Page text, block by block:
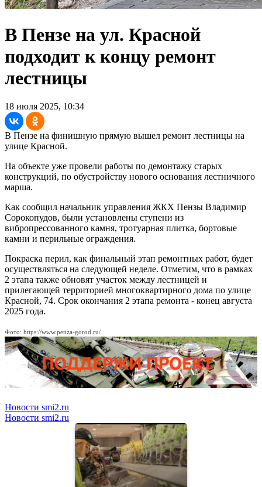
В Пензе на ул. Красной
подходит к концу ремонт
лестницы
18 июля 2025, 10:34
В Пензе на финишную прямую вышел ремонт лестницы на
улице Красной.
На объекте уже провели работы по демонтажу старых
конструкций, по обустройству нового основания лестничного
марша.
Как сообщил начальник управления ЖКХ Пензы Владимир
Сорокопудов, были установлены ступени из
вибропрессованного камня, тротуарная плитка, бортовые
камни и перильные ограждения.
Покраска перил, как финальный этап ремонтных работ, будет
осуществляться на следующей неделе. Отметим, что в рамках
2 этапа также обновят участок между лестницей и
прилегающей территорией многоквартирного дома по улице
Красной, 74. Срок окончания 2 этапа ремонта - конец августа
2025 года.
Фото: https://www.penza-gorod.ru/
Новости smi2.ru
Новости smi2.ru